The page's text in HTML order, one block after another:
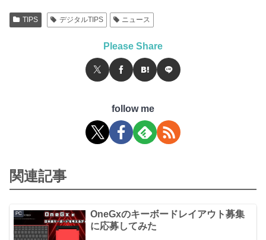
TIPS デジタルTIPS ニュース
Please Share
follow me
関連記事
PC
OneGxのキーボードレイアウト募集
に応募してみた